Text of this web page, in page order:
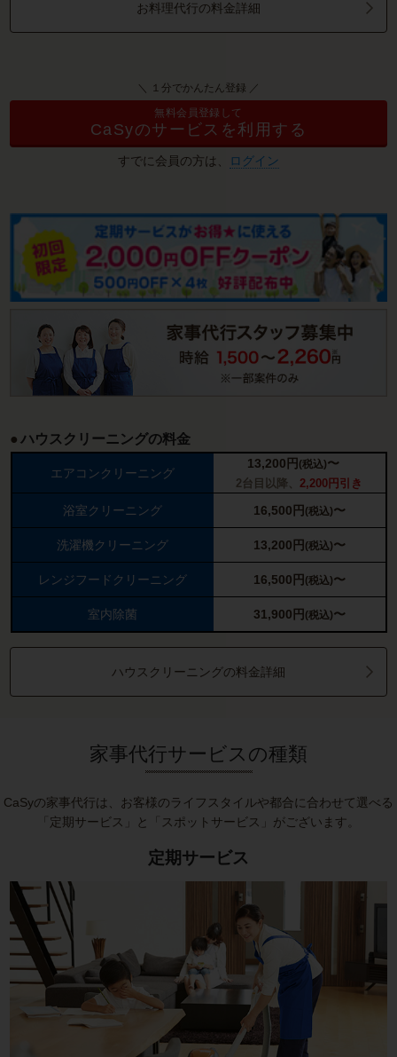
お料理代行の料金詳細
＼ １分でかんたん登録 ／
無料会員登録して
CaSyのサービスを利用する
すでに会員の方は、 ログイン
ハウスクリーニングの料金
エアコンクリーニング
13,200 円 (税込)〜
2台目以降、 2,200円引き
浴室クリーニング 16,500 円 (税込)〜
洗濯機クリーニング 13,200 円 (税込)〜
レンジフードクリーニング 16,500 円 (税込)〜
室内除菌 31,900 円 (税込)〜
ハウスクリーニングの料金詳細
家事代行サービスの種類
CaSyの家事代行は、お客様のライフスタイルや都合に合わせて選べる
「定期サービス」と「スポットサービス」がございます。
定期サービス